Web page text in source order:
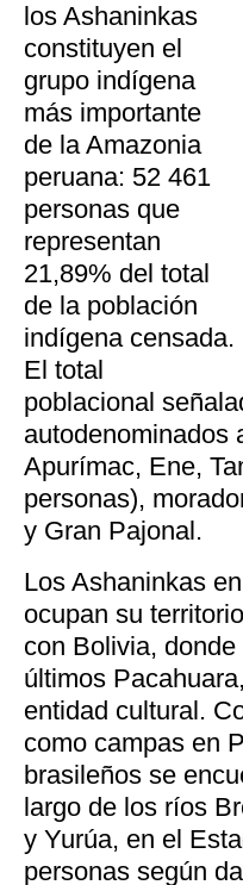
los Ashaninkas
constituyen el
grupo indígena
más importante
de la Amazonia
peruana: 52 461
personas que
representan
21,89% del total
de la población
indígena censada.
El total
poblacional
autodenominados
Apurímac, Ene,
personas),
y Gran Pajonal.
Los Ashaninkas
ocupan su
con Bolivia,
últimos
entidad cultural.
como campas en
brasileños se
largo de los ríos
y Yurúa, en el
personas según